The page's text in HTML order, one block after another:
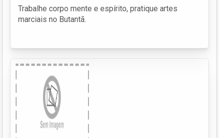
Trabalhe corpo mente e espírito, pratique artes
marciais no Butantã.